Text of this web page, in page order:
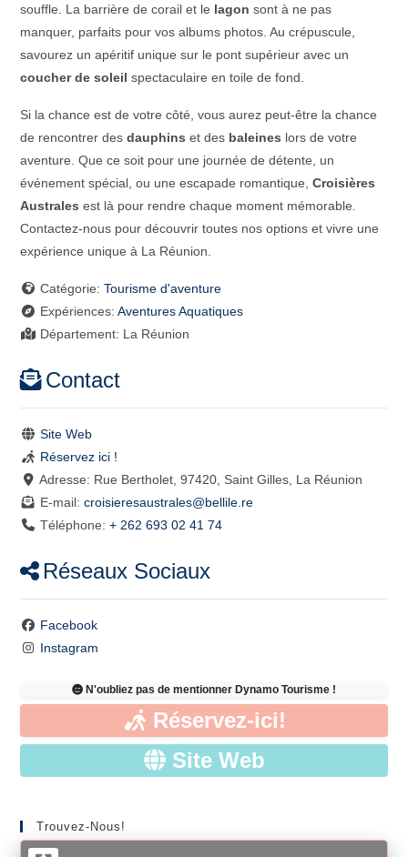
souffle. La barrière de corail et le lagon sont à ne pas
manquer, parfaits pour vos albums photos. Au crépuscule,
savourez un apéritif unique sur le pont supérieur avec un
coucher de soleil spectaculaire en toile de fond.
Si la chance est de votre côté, vous aurez peut-être la chance
de rencontrer desdauphins et des baleines lors de votre
aventure. Que ce soit pour une journée de détente, un
événement spécial, ou une escapade romantique,Croisières
Australes est là pour rendre chaque moment mémorable.
Contactez-nous pour découvrir toutes nos options et vivre une
expérience unique à La Réunion.
Catégorie: Tourisme d'aventure
Expériences: Aventures Aquatiques
Département: La Réunion
Contact
Site Web
Réservez ici !
Adresse: Rue Bertholet, 97420, Saint Gilles, La Réunion
E-mail: croisieresaustrales@bellile.re
Téléphone: + 262 693 02 41 74
Réseaux Sociaux
Facebook
Instagram
N'oubliez pas de mentionner Dynamo Tourisme !
Réservez-ici!
Site Web
Trouvez-Nous!